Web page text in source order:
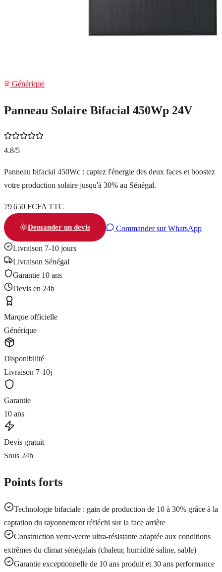
Générique
Panneau Solaire Bifacial 450Wp 24V
4.8/5
Panneau bifacial 450Wc : captez l'énergie des deux faces et boostez
votre production solaire jusqu'à 30% au Sénégal.
79 650 FCFA TTC
Demander un devis Commander sur WhatsApp
Livraison 7-10 jours
Livraison Sénégal
Garantie 10 ans
Devis en 24h
Marque officielle
Générique
Disponibilité
Livraison 7-10j
Garantie
10 ans
Devis gratuit
Sous 24h
Points forts
Technologie bifaciale : gain de production de 10 à 30% grâce à la
captation du rayonnement réfléchi sur la face arrière
Construction verre-verre ultra-résistante adaptée aux conditions
extrêmes du climat sénégalais (chaleur, humidité saline, sable)
Garantie exceptionnelle de 10 ans produit et 30 ans performance